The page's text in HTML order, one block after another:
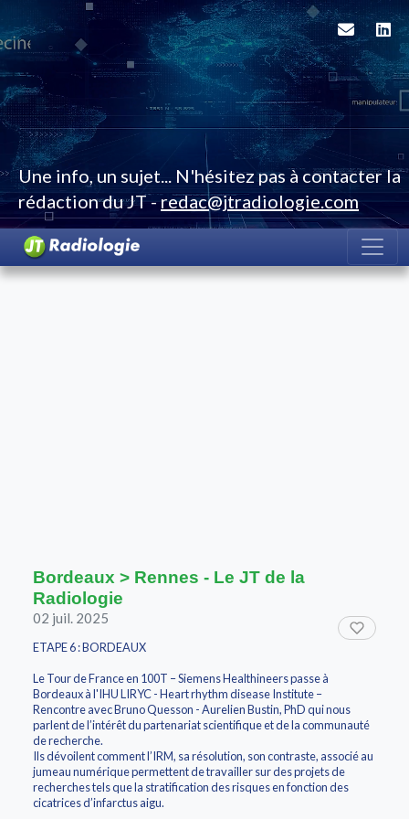
Une info, un sujet... N'hésitez pas à contacter la
rédaction du JT -redac@jtradiologie.com
Bordeaux > Rennes - Le JT de la
Radiologie
02 juil. 2025
ETAPE 6 : BORDEAUX
Le Tour de France en 100T – Siemens Healthineers passe à
Bordeaux à l'IHU LIRYC - Heart rhythm disease Institute –
Rencontre avec Bruno Quesson - Aurelien Bustin, PhD qui nous
parlent de l’intérêt du partenariat scientifique et de la communauté
de recherche.
Ils dévoilent comment l’IRM, sa résolution, son contraste, associé au
jumeau numérique permettent de travailler sur des projets de
recherches tels que la stratification des risques en fonction des
cicatrices d’infarctus aigu.